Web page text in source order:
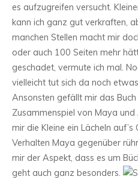
es aufzugreifen versucht.
kann ich ganz gut verkraften,
manchen Stellen macht mir
oder auch 100 Seiten mehr
geschadet, vermute ich mal.
vielleicht tut sich da noch
Ansonsten gefällt mir das
Zusammenspiel von Maya
mir die Kleine ein Lächeln auf’s
Verhalten Maya gegenüber
mir der Aspekt, dass es um
geht auch ganz besonders.